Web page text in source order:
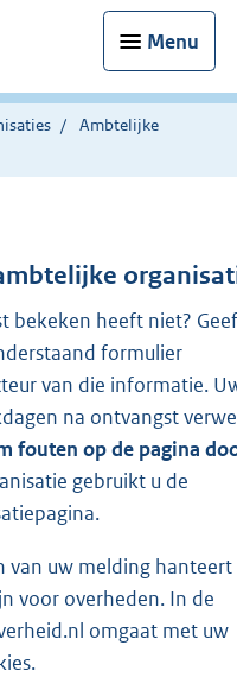
Menu
Ambtelijke
bekeken heeft niet?
formulier
van die informatie.
na ontvangst
fouten op de pagina
gebruikt u de
van uw melding hanteert
voor overheden. In de
omgaat met uw